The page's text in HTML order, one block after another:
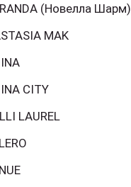
(Новелла Шарм)
MAK
CITY
LAUREL